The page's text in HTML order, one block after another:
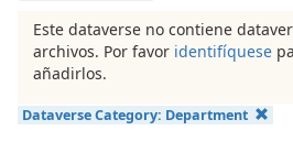
Este dataverse no contiene
archivos. Por favor identifíquese
añadirlos.
Dataverse Category: Department